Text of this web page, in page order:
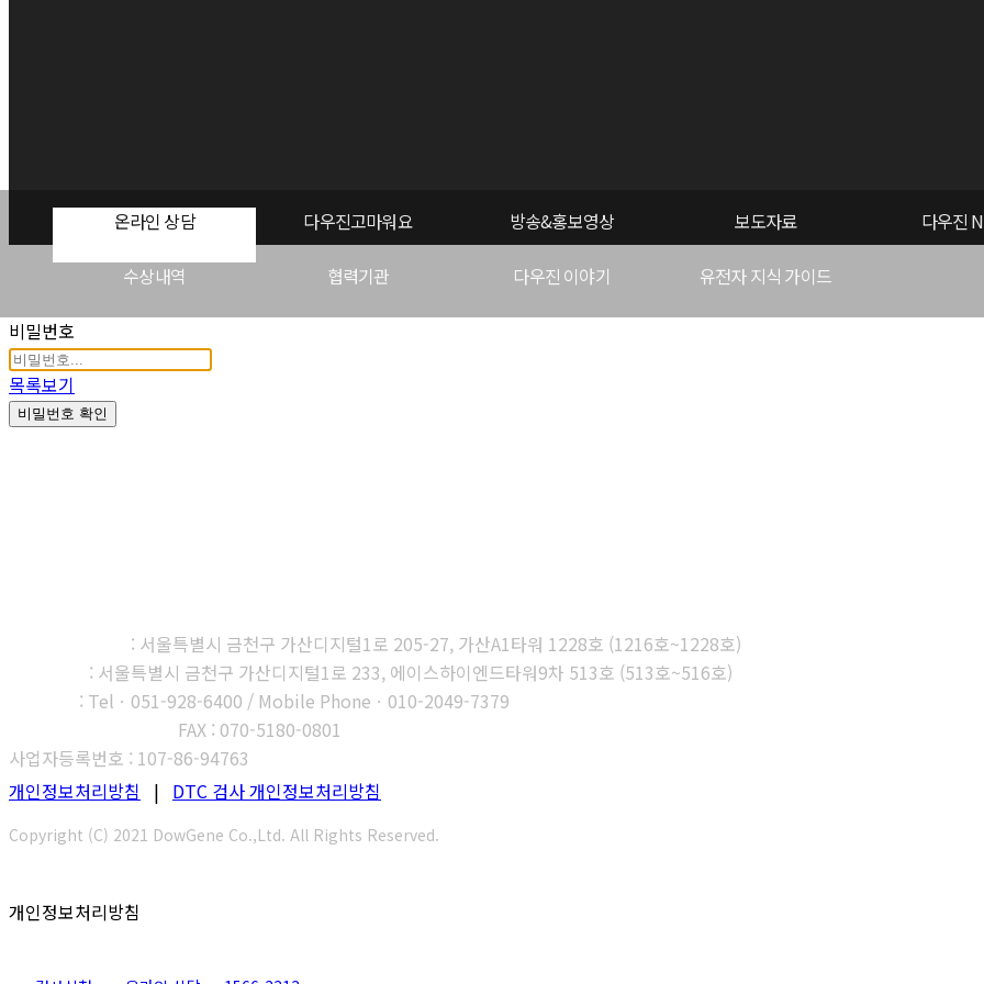
온라인 상담 다우진고마워요 방송&홍보영상 보도자료 다우진
수상내역 협력기관 다우진 이야기 유전자 지식 가이드
비밀번호
목록보기
비밀번호 확인
: 서울특별시 금천구 가산디지털1로 205-27, 가산A1타워 1228호 (1216호~1228호)
: 서울특별시 금천구 가산디지털1로 233, 에이스하이엔드타워9차 513호 (513호~516호)
: Telㆍ051-928-6400 / Mobile Phoneㆍ010-2049-7379
FAX : 070-5180-0801
사업자등록번호 : 107-86-94763
개인정보처리방침 | DTC 검사 개인정보처리방침
Copyright (C) 2021 DowGene Co.,Ltd. All Rights Reserved.
개인정보처리방침